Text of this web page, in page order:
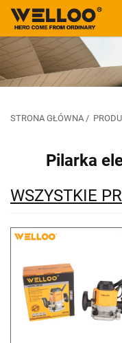
STRONA GŁÓWNA /
Pilarka
WSZYSTKIE